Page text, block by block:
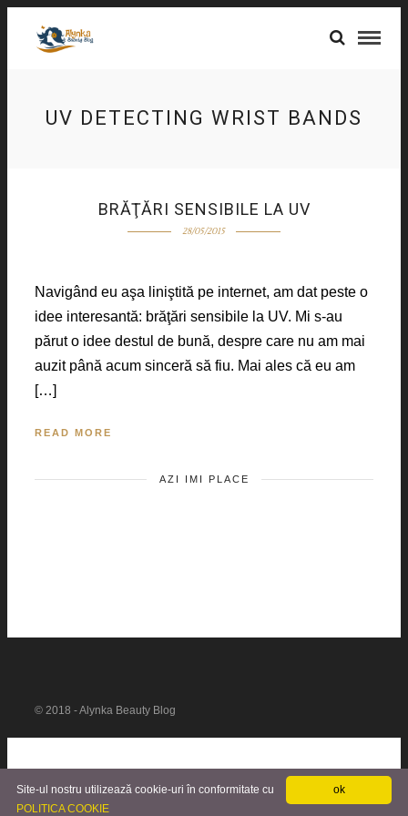
UV DETECTING WRIST BANDS
BRĂŢĂRI SENSIBILE LA UV
28/05/2015
Navigând eu aşa liniştită pe internet, am dat peste o
idee interesantă: brăţări sensibile la UV. Mi s-au
părut o idee destul de bună, despre care nu am mai
auzit până acum sinceră să fiu. Mai ales că eu am
[…]
READ MORE
AZI IMI PLACE
© 2018 - Alynka Beauty Blog
ok
Site-ul nostru utilizează cookie-uri în conformitate cu
POLITICA COOKIE